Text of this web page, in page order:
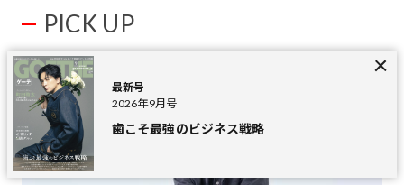
PICK UP
最新号
2026年9月号
歯こそ最強のビジネス戦略